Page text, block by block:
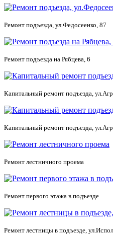
Ремонт подъезда, ул.Федосеенко, 87
Ремонт подъезда на Рябцева, 6
Капитальный ремонт подъезда,
Капитальный ремонт подъезда,
Ремонт лестничного проема
Ремонт первого этажа в подъезде
Ремонт лестницы в подъезде,